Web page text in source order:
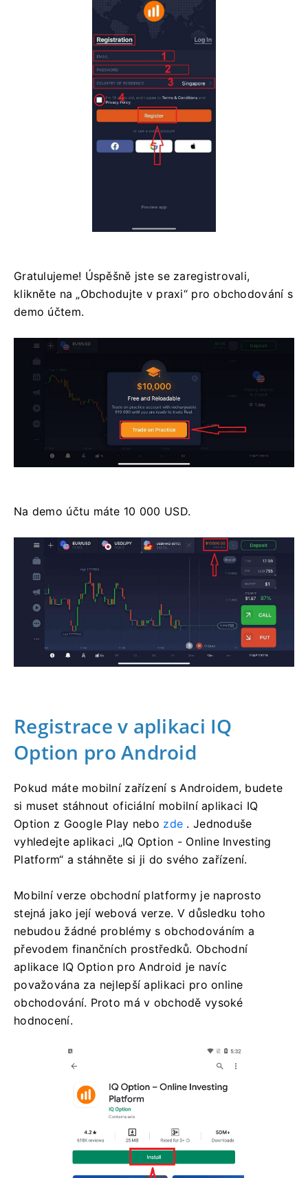
Gratulujeme! Úspěšně jste se zaregistrovali,
klikněte na „Obchodujte v praxi“ pro obchodování s
demo účtem.
Na demo účtu máte 10 000 USD.
Registrace v aplikaci IQ
Option pro Android
Pokud máte mobilní zařízení s Androidem, budete
si muset stáhnout oficiální mobilní aplikaci IQ
Option z Google Play nebo zde . Jednoduše
vyhledejte aplikaci „IQ Option - Online Investing
Platform“ a stáhněte si ji do svého zařízení.
Mobilní verze obchodní platformy je naprosto
stejná jako její webová verze. V důsledku toho
nebudou žádné problémy s obchodováním a
převodem finančních prostředků. Obchodní
aplikace IQ Option pro Android je navíc
považována za nejlepší aplikaci pro online
obchodování. Proto má v obchodě vysoké
hodnocení.